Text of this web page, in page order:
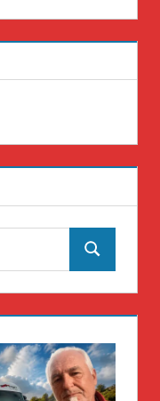
Suchen